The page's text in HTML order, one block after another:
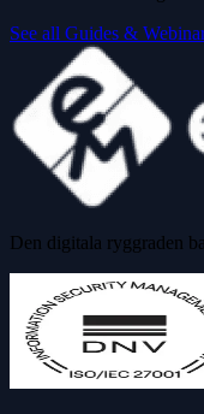
See all Guides &
Den digitala ryggraden